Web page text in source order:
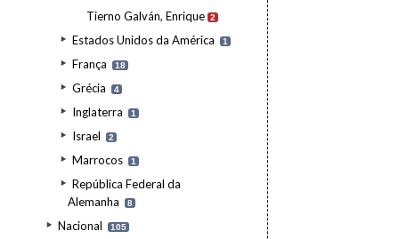
Tierno Galván, Enrique 2
Estados Unidos da América 1
França 18
Grécia 4
Inglaterra 1
Israel 2
Marrocos 1
República Federal da
Alemanha
8
Nacional 105